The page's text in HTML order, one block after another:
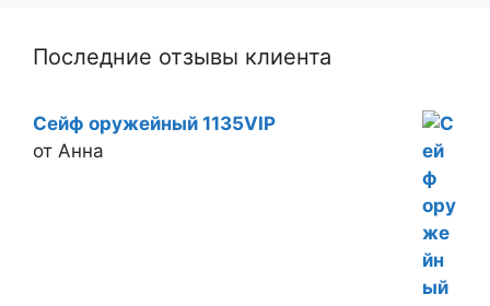
Последние отзывы клиента
Сейф оружейный 1135VIP
от Анна